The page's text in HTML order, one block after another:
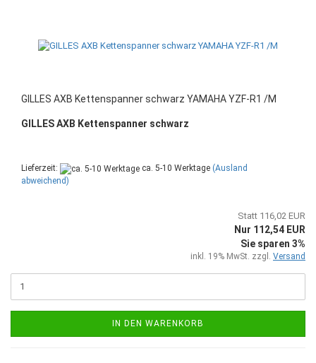
GILLES AXB Kettenspanner schwarz YAMAHA YZF-R1 /M
GILLES AXB Kettenspanner schwarz
Lieferzeit: ca. 5-10 Werktage (Ausland
abweichend)
Statt 116,02 EUR
Nur 112,54 EUR
Sie sparen 3%
inkl. 19% MwSt. zzgl. Versand
IN DEN WARENKORB